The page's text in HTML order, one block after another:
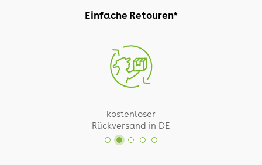
Einfache Retouren*
kostenloser
Rückversand in DE